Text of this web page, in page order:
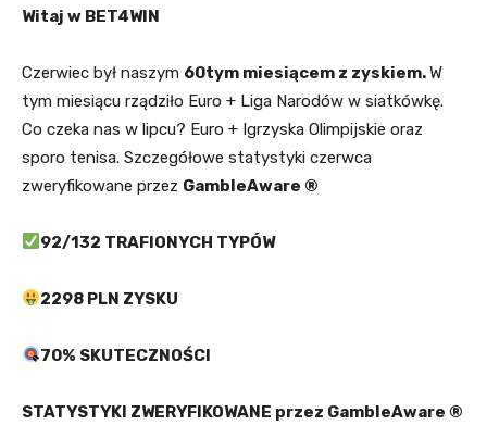
Witaj w BET4WIN
Czerwiec był naszym 60tym miesiącem z zyskiem.W
tym miesiącu rządziło Euro + Liga Narodów w siatkówkę.
Co czeka nas w lipcu? Euro + Igrzyska Olimpijskie oraz
sporo tenisa. Szczegółowe statystyki czerwca
zweryfikowane przez GambleAware ®
92/132 TRAFIONYCH TYPÓW
2298 PLN ZYSKU
70% SKUTECZNOŚCI
STATYSTYKI ZWERYFIKOWANE przez GambleAware ®